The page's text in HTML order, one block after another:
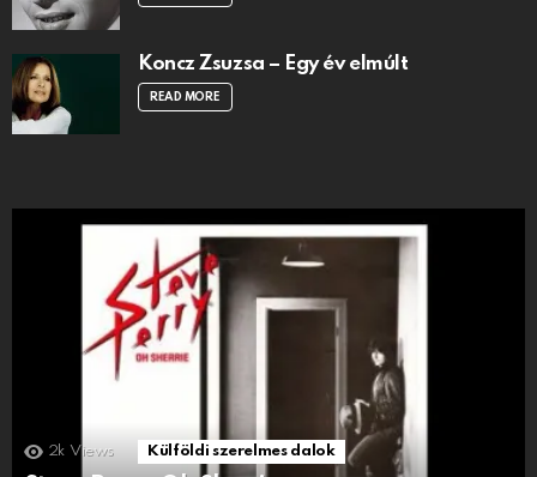
Koncz Zsuzsa – Egy év elmúlt
READ MORE
2k Views Külföldi szerelmes dalok